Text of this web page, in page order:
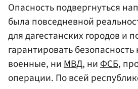
Опасность подвергнуться
была повседневной
для дагестанских городов и
гарантировать
военные, ниМВД, ниФСБ,
операции. По всей